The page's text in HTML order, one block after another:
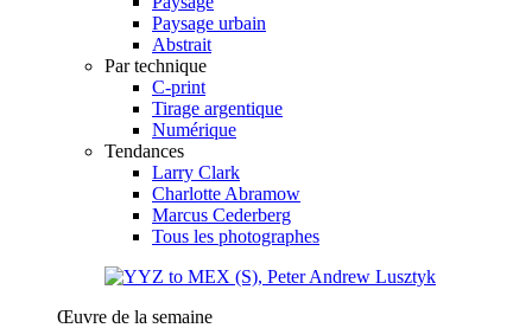
Paysage urbain
Abstrait
Par technique
C-print
Tirage argentique
Numérique
Tendances
Larry Clark
Charlotte Abramow
Marcus Cederberg
Tous les photographes
Œuvre de la semaine